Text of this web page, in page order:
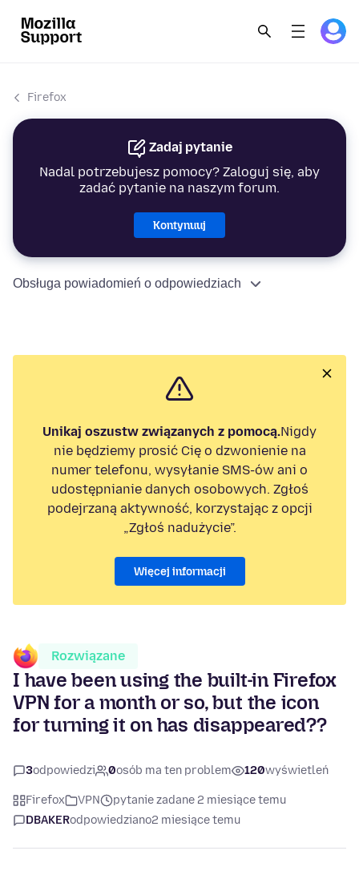
Firefox
Zadaj pytanie
Nadal potrzebujesz pomocy? Zaloguj się, aby
zadać pytanie na naszym forum.
Kontynuuj
Obsługa powiadomień o odpowiedziach
Unikaj oszustw związanych z pomocą.Nigdy
nie będziemy prosić Cię o dzwonienie na
numer telefonu, wysyłanie SMS-ów ani o
udostępnianie danych osobowych. Zgłoś
podejrzaną aktywność, korzystając z opcji
„Zgłoś nadużycie”.
Więcej informacji
Rozwiązane
I have been using the built-in Firefox
VPN for a month or so, but the icon
for turning it on has disappeared??
3odpowiedzi 0osób ma ten problem 120wyświetleń
Firefox VPN
pytanie zadane 2 miesiące temu
DBAKERodpowiedziano2 miesiące temu